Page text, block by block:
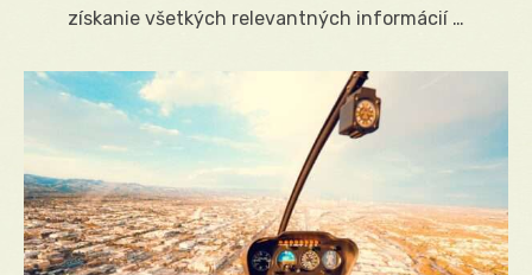
získanie všetkých relevantných informácií …